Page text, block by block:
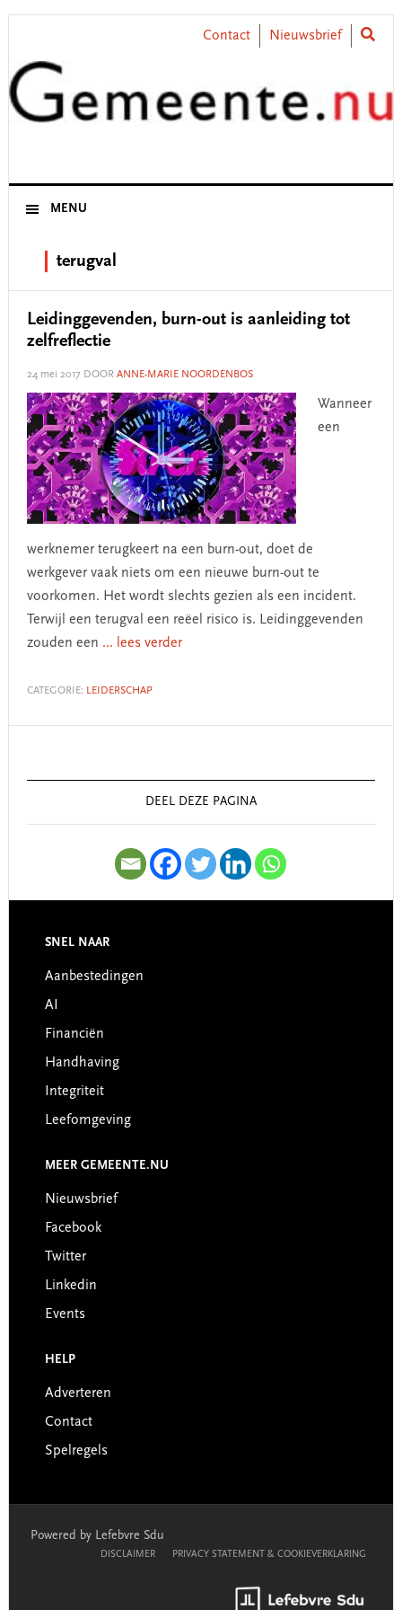
Skip
primary
navigation
Skip
content
Skip
primary
sidebar
Skip
footer
Contact Nieuwsbrief
MENU
terugval
Leidinggevenden, burn-out is aanleiding tot
zelfreflectie
24 mei 2017 DOOR ANNE-MARIE NOORDENBOS
Wanneer
een
werknemer terugkeert na een burn-out, doet de
werkgever vaak niets om een nieuwe burn-out te
voorkomen. Het wordt slechts gezien als een incident.
Terwijl een terugval een reëel risico is. Leidinggevenden
zouden een ... lees verder
CATEGORIE: LEIDERSCHAP
Sidebar
DEEL DEZE PAGINA
Footer
SNEL NAAR
Aanbestedingen
AI
Financiën
Handhaving
Integriteit
Leefomgeving
MEER GEMEENTE.NU
Nieuwsbrief
Facebook
Twitter
Linkedin
Events
HELP
Adverteren
Contact
Spelregels
Powered by Lefebvre Sdu
DISCLAIMER PRIVACY STATEMENT & COOKIEVERKLARING